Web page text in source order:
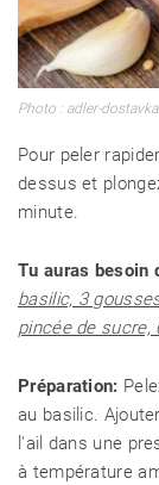
Photo : adler-
Pour peler
dessus et
minute.
Tu auras besoin
basilic, 3
pincée de sucre,
Préparation:
au basilic.
l'ail dans une
à température